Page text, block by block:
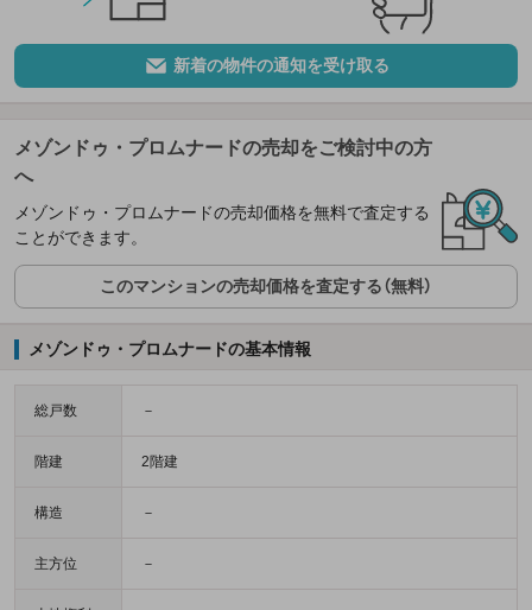
新着の物件の通知を受け取る
メゾンドゥ・プロムナードの売却をご検討中の方
へ
メゾンドゥ・プロムナードの売却価格を無料で査定する
ことができます。
このマンションの売却価格を査定する（無料）
メゾンドゥ・プロムナードの基本情報
総戸数 －
階建 2階建
構造 －
主方位 －